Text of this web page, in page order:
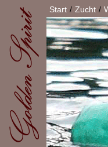
Start Zucht